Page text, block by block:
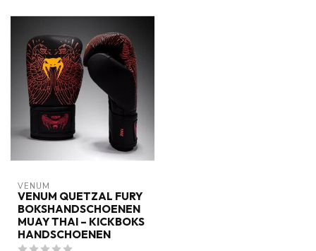
VENUM
VENUM QUETZAL FURY
BOKSHANDSCHOENEN
MUAY THAI – KICKBOKS
HANDSCHOENEN